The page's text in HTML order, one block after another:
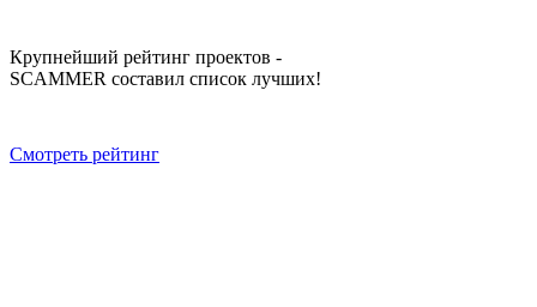
Крупнейший рейтинг проектов -
SCAMMER составил список лучших!
Смотреть рейтинг